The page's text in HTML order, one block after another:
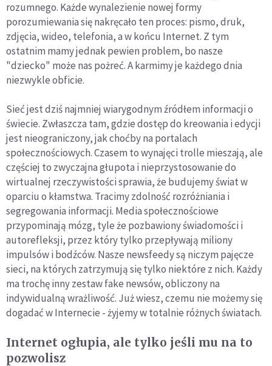
rozumnego. Każde wynalezienie nowej formy
porozumiewania się nakręcało ten proces: pismo, druk,
zdjęcia, wideo, telefonia, a w końcu Internet. Z tym
ostatnim mamy jednak pewien problem, bo nasze
"dziecko" może nas pożreć. A karmimy je każdego dnia
niezwykle obficie.
Sieć jest dziś najmniej wiarygodnym źródłem informacji o
świecie. Zwłaszcza tam, gdzie dostęp do kreowania i edycji
jest nieograniczony, jak choćby na portalach
społecznościowych. Czasem to wynajęci trolle mieszają, ale
częściej to zwyczajna głupota i nieprzystosowanie do
wirtualnej rzeczywistości sprawia, że budujemy świat w
oparciu o kłamstwa. Tracimy zdolność rozróżniania i
segregowania informacji. Media społecznościowe
przypominają mózg, tyle że pozbawiony świadomości i
autorefleksji, przez który tylko przepływają miliony
impulsów i bodźców. Nasze newsfeedy są niczym pajęcze
sieci, na których zatrzymują się tylko niektóre z nich. Każdy
ma trochę inny zestaw fake newsów, obliczony na
indywidualną wrażliwość. Już wiesz, czemu nie możemy się
dogadać w Internecie - żyjemy w totalnie różnych światach.
Internet ogłupia, ale tylko jeśli mu na to
pozwolisz